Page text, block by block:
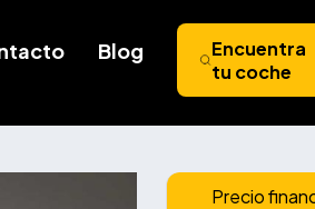
Blog
Encuentra
tu coche
Precio